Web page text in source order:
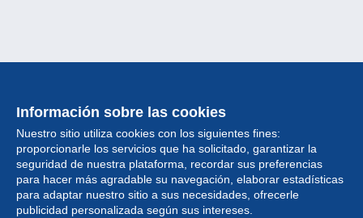
Información sobre las cookies
Nuestro sitio utiliza cookies con los siguientes fines:
proporcionarle los servicios que ha solicitado, garantizar la
seguridad de nuestra plataforma, recordar sus preferencias
para hacer más agradable su navegación, elaborar estadísticas
para adaptar nuestro sitio a sus necesidades, ofrecerle
publicidad personalizada según sus intereses.
Colección